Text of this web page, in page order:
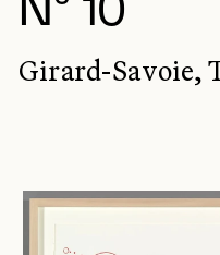
N° 10
Girard-Savoie,